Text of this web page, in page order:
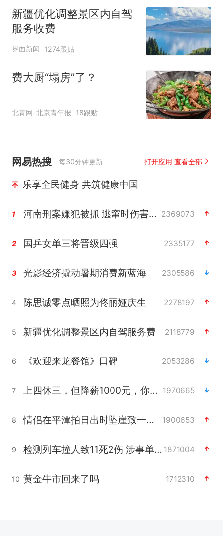
新疆优化调整景区内自驾
服务收费
界面新闻 1274跟贴
费大厨“塌房”了？
北青网-北京青年报 18跟贴
网易热搜 每30分钟更新 打开应用 查看全部
乐享全民健身 共筑健康中国
1 河南刑案嫌犯被抓 逃窜时伤害多人 2369073
2 国乒女单三将晋级四强 2335177
3 光影经济撬动暑期消费新蓝海 2305586
4 陈思诚零点晒照为佟丽娅庆生 2278197
5 新疆优化调整景区内自驾服务费 2118779
6 《欢迎来龙餐馆》口碑 2053286
7 上四休三，但降薪1000元，你接受吗？ 1970665
8 情侣在平潭拍日出时坠崖致一死一伤 1900653
9 检测列车撞人致11死2伤 涉事单位被罚 1871004
10 黄金牛市回来了吗 1712310